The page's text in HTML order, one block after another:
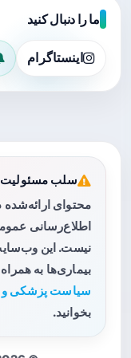
ما را دنبال کنید
اینستاگرام
سلب
محتوای
اطلاع‌رسانی
نیست. این
بیماری‌ها به
سیاست پزشکی
بخوانید.